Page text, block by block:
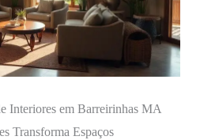
Interiores em Barreirinhas MA
Transforma Espaços